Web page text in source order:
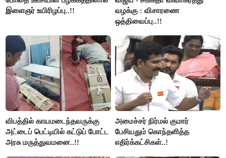
இளைஞர் உயிரிழப்பு..!!
வழக்கு : விசாரணை
ஒத்திவைப்பு..!!
விபத்தில் காயமடைந்தவருக்கு
அட்டைப் பெட்டியில் கட்டுப் போட்ட
அரசு மருத்துவமனை..!!
அமைச்சர் நிர்மல் குமார்
பேசியதும் கொந்தளித்த
எதிர்க்கட்சிகள்..!